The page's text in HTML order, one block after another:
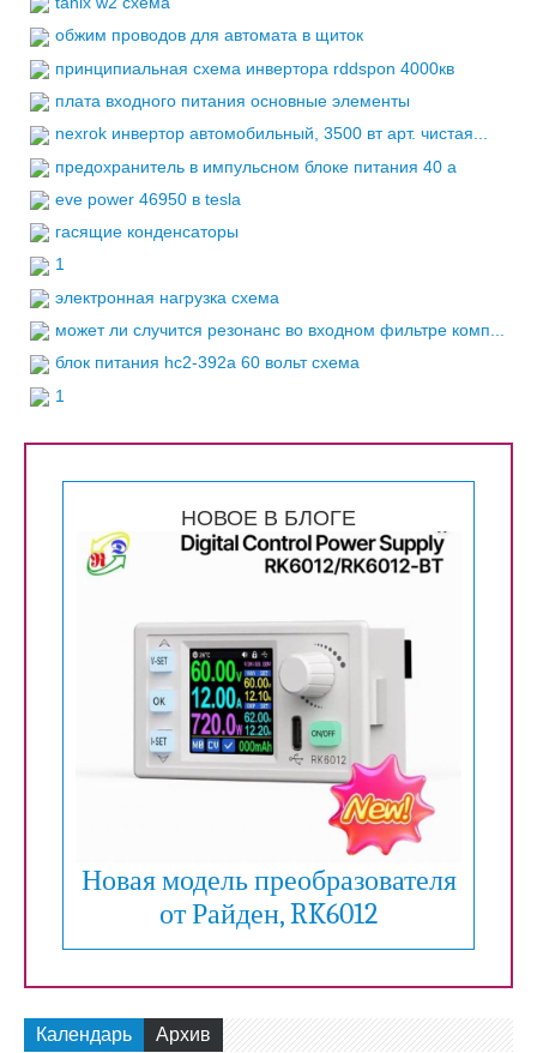
обжим проводов для автомата в щиток
принципиальная схема инвертора rddspon 4000кв
плата входного питания основные элементы
nexrok инвертор автомобильный, 3500 вт арт. чистая...
предохранитель в импульсном блоке питания 40 а
eve power 46950 в tesla
гасящие конденсаторы
1
электронная нагрузка схема
может ли случится резонанс во входном фильтре комп...
блок питания hc2-392a 60 вольт схема
1
НОВОЕ В БЛОГЕ
Новая модель преобразователя
от Райден, RK6012
Календарь Архив